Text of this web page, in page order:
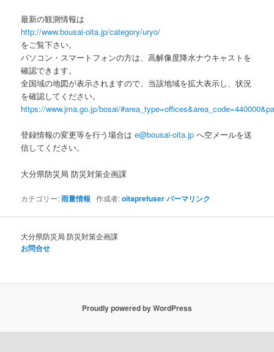
最新の観測情報は
http://www.bousai-oita.jp/category/uryo/
をご覧下さい。
パソコン・スマートフォンの方は、高解像度降水ナウキャストを
確認できます。
全国域の地図が表示されますので、当該地域を拡大表示し、状況
を確認してください。
https://www.jma.go.jp/bosai/
登録情報の変更等を行う場合はe@bousai-oita.jp へ空メールを送
信してください。
大分県防災局 防災対策企画課
カテゴリー:雨量情報 作成者:oitaprefuserパーマリンク
大分県防災局 防災対策企画課
お問合せ
Proudly powered by WordPress